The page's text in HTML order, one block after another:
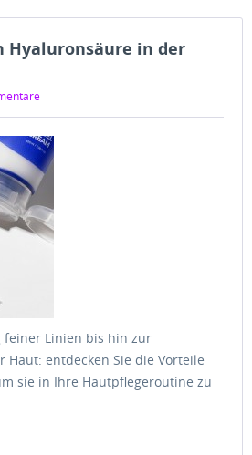
Hyaluronsäure in der
feiner Linien bis hin zur
Haut: entdecken Sie die Vorteile
sie in Ihre Hautpflegeroutine zu